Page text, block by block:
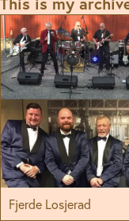
Fjerde Losjerad